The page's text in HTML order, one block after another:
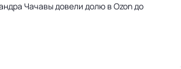
Чачавы довели долю в Ozon до